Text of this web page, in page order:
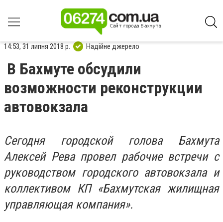
14:53, 31 липня 2018 р. Надійне джерело
В Бахмуте обсудили
возможности реконструкции
автовокзала
Сегодня городской голова Бахмута
Алексей Рева провел рабочие встречи с
руководством городского автовокзала и
коллективом КП «Бахмутская жилищная
управляющая компания».